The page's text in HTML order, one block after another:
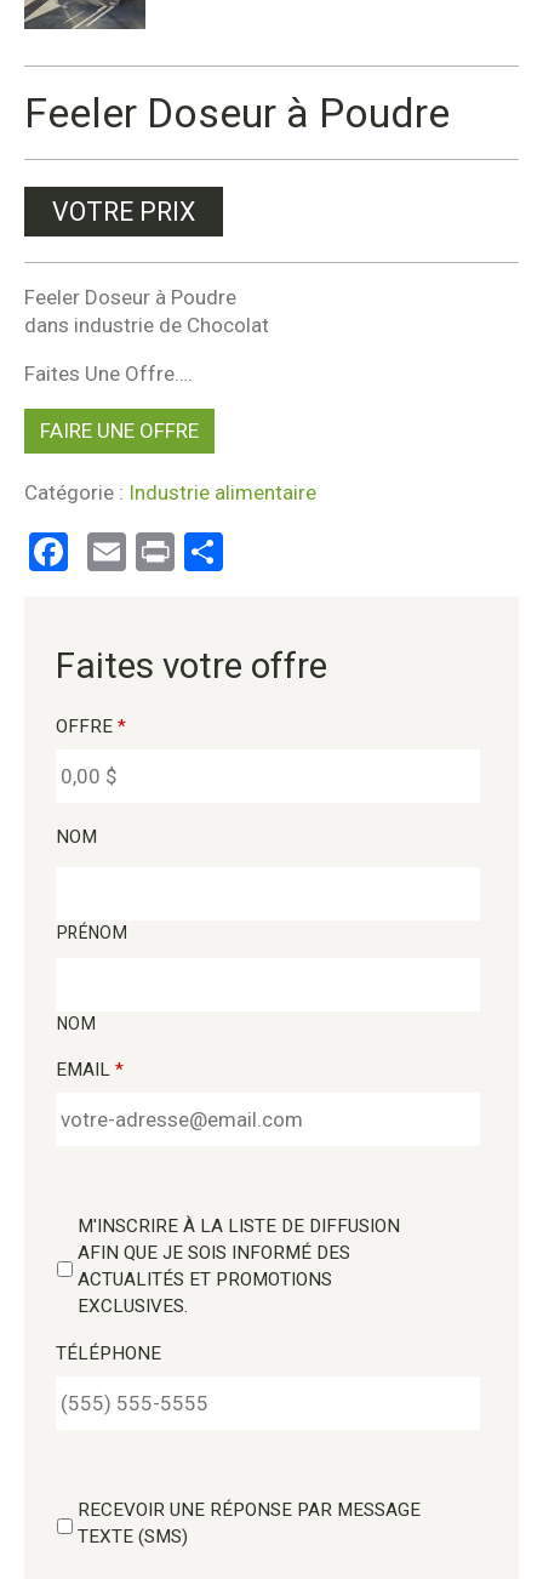
Feeler Doseur à Poudre
VOTRE PRIX
Feeler Doseur à Poudre
dans industrie de Chocolat
Faites Une Offre….
FAIRE UNE OFFRE
Catégorie : Industrie alimentaire
Facebook
EmailPrint
Faites votre offre
OFFRE *
NOM
PRÉNOM
NOM
EMAIL *
M'INSCRIRE À LA LISTE DE DIFFUSION
AFIN QUE JE SOIS INFORMÉ DES
ACTUALITÉS ET PROMOTIONS
EXCLUSIVES.
TÉLÉPHONE
RECEVOIR UNE RÉPONSE PAR MESSAGE
TEXTE (SMS)